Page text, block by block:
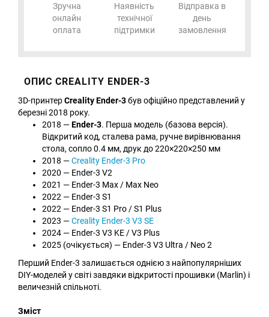
Зручна
онлайн
оплата
Наявність
технічної
підтримки
Відправка в
день
замовлення
ОПИС CREALITY ENDER-3
3D-принтерCreality Ender-3був офіційно представлений у
березні 2018 року.
2018 —Ender-3. Перша модель (базова версія).
Відкритий код, сталева рама, ручне вирівнювання
стола, сопло 0.4 мм, друк до 220×220×250 мм
2018 —Creality Ender-3 Pro
2020 — Ender-3 V2
2021 — Ender-3 Max / Max Neo
2022 — Ender-3 S1
2022 — Ender-3 S1 Pro / S1 Plus
2023 —Creality Ender-3 V3 SE
2024 — Ender-3 V3 KE / V3 Plus
2025 (очікується) — Ender-3 V3 Ultra / Neo 2
Перший Ender-3 залишається однією з найпопулярніших
DIY-моделей у світі завдяки відкритості прошивки (Marlin) і
величезній спільноті.
Зміст